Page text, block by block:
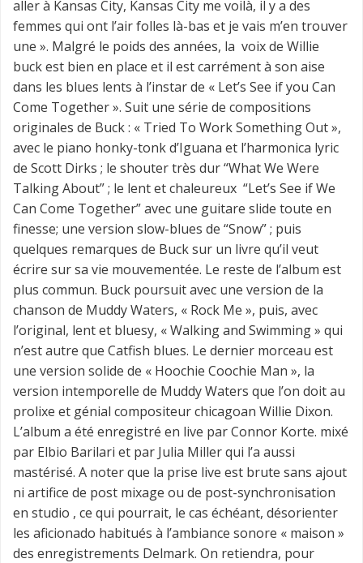
aller à Kansas City, Kansas City me voilà, il y a des
femmes qui ont l’air folles là-bas et je vais m’en trouver
une ». Malgré le poids des années, la voix de Willie
buck est bien en place et il est carrément à son aise
dans les blues lents à l’instar de « Let’s See if you Can
Come Together ». Suit une série de compositions
originales de Buck : « Tried To Work Something Out »,
avec le piano honky-tonk d’Iguana et l’harmonica lyric
de Scott Dirks ; le shouter très dur “What We Were
Talking About” ; le lent et chaleureux “Let’s See if We
Can Come Together” avec une guitare slide toute en
finesse; une version slow-blues de “Snow” ; puis
quelques remarques de Buck sur un livre qu’il veut
écrire sur sa vie mouvementée. Le reste de l’album est
plus commun. Buck poursuit avec une version de la
chanson de Muddy Waters, « Rock Me », puis, avec
l’original, lent et bluesy, « Walking and Swimming » qui
n’est autre que Catfish blues. Le dernier morceau est
une version solide de « Hoochie Coochie Man », la
version intemporelle de Muddy Waters que l’on doit au
prolixe et génial compositeur chicagoan Willie Dixon.
L’album a été enregistré en live par Connor Korte. mixé
par Elbio Barilari et par Julia Miller qui l’a aussi
mastérisé. A noter que la prise live est brute sans ajout
ni artifice de post mixage ou de post-synchronisation
en studio , ce qui pourrait, le cas échéant, désorienter
les aficionado habitués à l’ambiance sonore « maison »
des enregistrements Delmark. On retiendra, pour